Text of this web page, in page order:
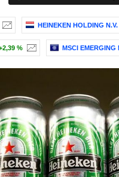
HEINEKEN HOLDING N.V.
% MSCI EMERGING